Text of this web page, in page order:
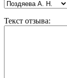
Текст отзыва: